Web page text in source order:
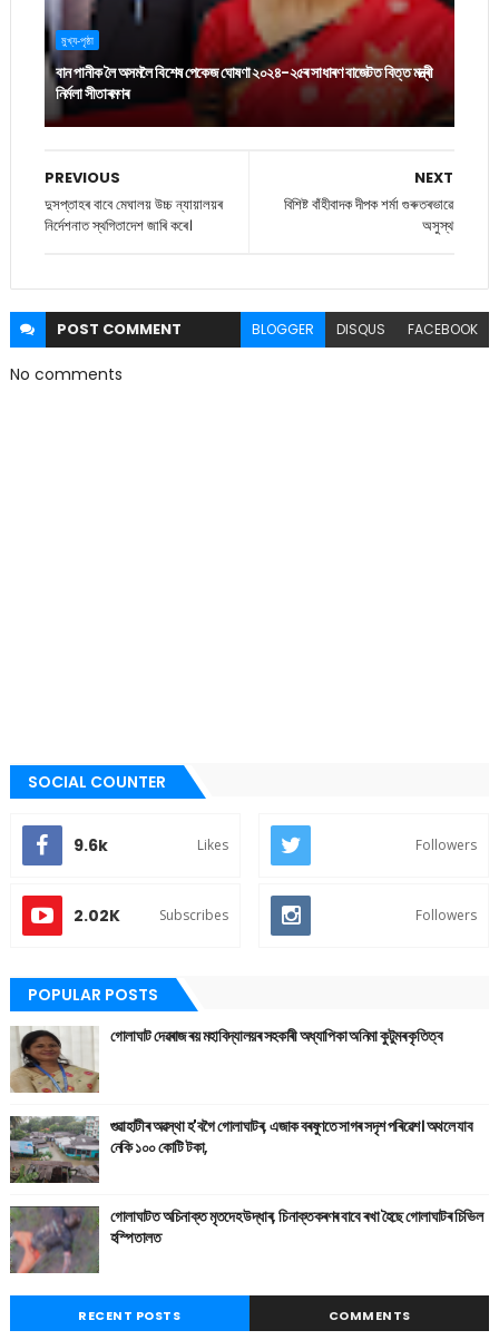
মুখ্য-পৃষ্ঠা
বান পানীক লৈ অসমলৈ বিশেষ পেকেজ ঘোষণা ২০২৪-২৫ৰ সাধাৰণ বাজেটত বিত্ত মন্ত্ৰী
নিৰ্মলা সীতাৰমণৰ
NEXT
বিশিষ্ট বাঁহীবাদক দীপক শৰ্মা গুৰুতৰভাৱে
অসুস্থ
PREVIOUS
দুসপ্তাহৰ বাবে মেঘালয় উচ্চ ন্যায়ালয়ৰ
নির্দেশনাত স্থগিতাদেশ জাৰি কৰে।
POST COMMENT BLOGGER DISQUS FACEBOOK
No comments
SOCIAL COUNTER
9.6k Likes Followers
2.02K Subscribes Followers
POPULAR POSTS
গোলাঘাট দেৱৰাজ ৰয় মহাবিদ্যালয়ৰ সহকাৰী অধ্যাপিকা অনিমা কুটুমৰ কৃতিত্ব
গুৱাহাটীৰ অৱস্থা হ'বগৈ গোলাঘাটৰ, এজাক বৰষুণতে সাগৰ সদৃশ পৰিৱেশ। অথলে যাব
নেকি ১০০ কোটি টকা,
গোলাঘাটত অচিনাক্ত মৃতদেহ উদ্ধাৰ, চিনাক্তকৰণৰ বাবে ৰখা হৈছে গোলাঘাটৰ চিভিল
হস্পিতালত
RECENT POSTS COMMENTS